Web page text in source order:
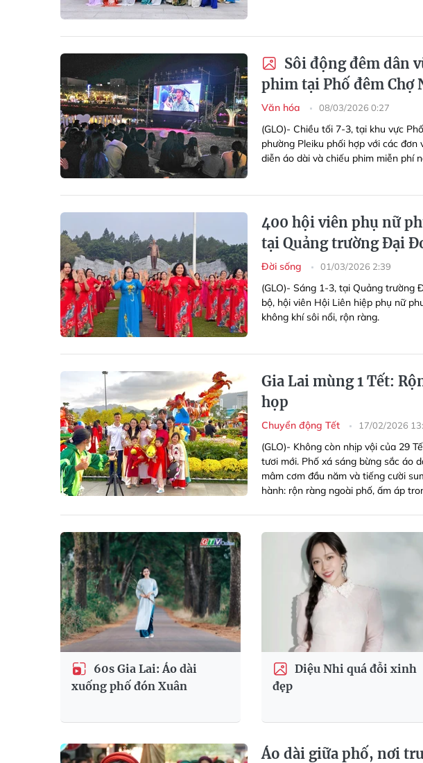
Sôi động đêm dân
phim tại Phố đêm Chợ
Văn hóa 08/03/2026 0:27
(GLO)- Chiều tối 7-3, tại khu vực
phường Pleiku phối hợp với các
diễn áo dài và chiếu phim miễn phí
400 hội viên phụ nữ
tại Quảng trường Đại
Đời sống 01/03/2026 2:39
(GLO)- Sáng 1-3, tại Quảng trường
bộ, hội viên Hội Liên hiệp phụ nữ
không khí sôi nổi, rộn ràng.
Gia Lai mùng 1 Tết:
họp
Chuyển động Tết 17/02/2026
(GLO)- Không còn nhịp vội của 29
tươi mới. Phố xá sáng bừng sắc áo
mâm cơm đầu năm và tiếng cười
hành: rộn ràng ngoài phố, ấm áp
60s Gia Lai: Áo dài
xuống phố đón Xuân
Diệu Nhi quá đỗi xinh
đẹp
Áo dài giữa phố, nơi